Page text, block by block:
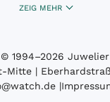
ZEIG MEHR
© 1994­–2026
Mitte |
|